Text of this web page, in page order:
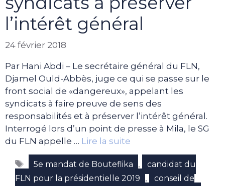
l’intérêt général
24 février 2018
Par Hani Abdi – Le secrétaire général du FLN,
Djamel Ould-Abbès, juge ce qui se passe sur le
front social de «dangereux», appelant les
syndicats à faire preuve de sens des
responsabilités et à préserver l’intérêt général.
Interrogé lors d’un point de presse à Mila, le SG
du FLN appelle … Lire la suite
Étiquettes
5e mandat de Bouteflika ,
candidat du
FLN pour la présidentielle 2019
,
conseil de